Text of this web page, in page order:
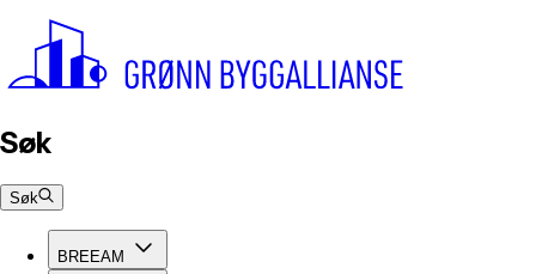
Søk
Søk
BREEAM